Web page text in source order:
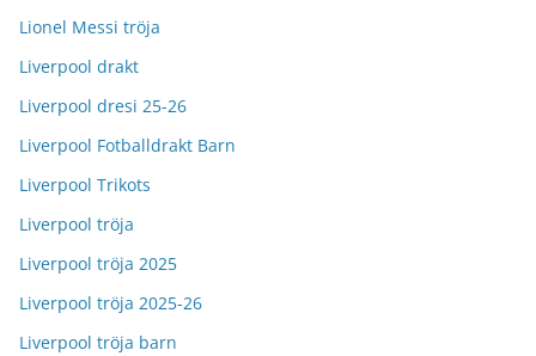
Lionel Messi tröja
Liverpool drakt
Liverpool dresi 25-26
Liverpool Fotballdrakt Barn
Liverpool Trikots
Liverpool tröja
Liverpool tröja 2025
Liverpool tröja 2025-26
Liverpool tröja barn